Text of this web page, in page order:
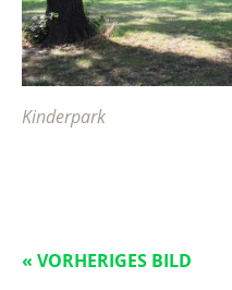
Kinderpark
« VORHERIGES BILD